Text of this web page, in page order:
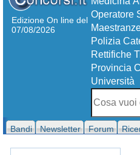
Edizione On line del
07/08/2026
Operatore
Polizia
Rettifiche
Provincia
Università
Bandi Newsletter Forum